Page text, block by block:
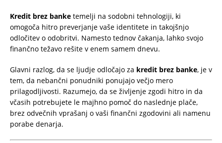
Kredit brez banke temelji na sodobni tehnologiji, ki
omogoča hitro preverjanje vaše identitete in takojšnjo
odločitev o odobritvi. Namesto tednov čakanja, lahko svojo
finančno težavo rešite v enem samem dnevu.
Glavni razlog, da se ljudje odločajo za kredit brez banke, je v
tem, da nebančni ponudniki ponujajo večjo mero
prilagodljivosti. Razumejo, da se življenje zgodi hitro in da
včasih potrebujete le majhno pomoč do naslednje plače,
brez odvečnih vprašanj o vaši finančni zgodovini ali namenu
porabe denarja.